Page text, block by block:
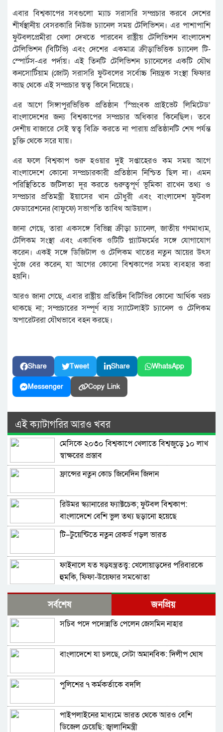
এবার বিশ্বকাপের সবগুলো ম্যাচ সরাসরি সম্প্রচার করবে দেশের
শীর্ষস্থানীয় বেসরকারি নিউজ চ্যানেল সময় টেলিভিশন। এর পাশাপাশি
ফুটবলপ্রেমীরা খেলা দেখতে পারবেন রাষ্ট্রীয় টেলিভিশন বাংলাদেশ
টেলিভিশন (বিটিভি) এবং দেশের একমাত্র ক্রীড়াভিত্তিক চ্যানেল টি-
স্পোর্টস-এর পর্দায়। এই তিনটি টেলিভিশন চ্যানেলের একটি যৌথ
কনসোর্টিয়াম (জোট) সরাসরি ফুটবলের সর্বোচ্চ নিয়ন্ত্রক সংস্থা ফিফার
কাছ থেকে এই সম্প্রচার স্বত্ব কিনে নিয়েছে।
এর আগে সিঙ্গাপুরভিত্তিক প্রতিষ্ঠান ‘স্প্রিংবক প্রাইভেট লিমিটেড’
বাংলাদেশের জন্য বিশ্বকাপের সম্প্রচার অধিকার কিনেছিল। তবে
দেশীয় বাজারে সেই স্বত্ব বিক্রি করতে না পারায় প্রতিষ্ঠানটি শেষ পর্যন্ত
চুক্তি থেকে সরে যায়।
এর ফলে বিশ্বকাপ শুরু হওয়ার দুই সপ্তাহেরও কম সময় আগে
বাংলাদেশে কোনো সম্প্রচারকারী প্রতিষ্ঠান নিশ্চিত ছিল না। এমন
পরিস্থিতিতে জটিলতা দূর করতে গুরুত্বপূর্ণ ভূমিকা রাখেন তথ্য ও
সম্প্রচার প্রতিমন্ত্রী ইয়াসের খান চৌধুরী এবং বাংলাদেশ ফুটবল
ফেডারেশনের (বাফুফে) সভাপতি তাবিথ আউয়াল।
জানা গেছে, তারা একসঙ্গে বিভিন্ন ক্রীড়া চ্যানেল, জাতীয় গণমাধ্যম,
টেলিকম সংস্থা এবং একাধিক ওটিটি প্ল্যাটফর্মের সঙ্গে যোগাযোগ
করেন। একই সঙ্গে ডিজিটাল ও টেলিকম খাতের নতুন আয়ের উৎস
খুঁজে বের করেন, যা আগের কোনো বিশ্বকাপের সময় ব্যবহার করা
হয়নি।
আরও জানা গেছে, এবার রাষ্ট্রীয় প্রতিষ্ঠিন বিটিভির কোনো আর্থিক খরচ
থাকছে না; সম্প্রচারের সম্পূর্ণ ব্যয় স্যাটেলাইট চ্যানেল ও টেলিকম
অপারেটররা যৌথভাবে বহন করছে।
Share Tweet Share WhatsApp
Messenger Copy Link
এই ক্যাটাগরির আরও খবর
মেসিকে ২০৩০ বিশ্বকাপে খেলাতে বিশ্বজুড়ে ১০ লাখ
স্বাক্ষরের প্রস্তাব
ফ্রান্সের নতুন কোচ জিনেদিন জিদান
রিউমর স্ক্যানারের ফ্যাক্টচেক; ফুটবল বিশ্বকাপ:
বাংলাদেশে বেশি ভুল তথ্য ছড়ানো হয়েছে
আর্জেন্টিনাকে ঘিরে
টি–টুয়েন্টিতে নতুন রেকর্ড গড়ল ভারত
ফাইনালে যত ষড়যন্ত্রতত্ত্ব: খেলোয়াড়দের পরিবারকে
হুমকি, ফিফা-উয়েফার সমঝোতা
বিশ্বকাপের ফাইনালে হেরে ভেঙে পড়া মেসিকে স্ত্রীর
বার্তা
থিয়াগো মেসিতে স্বপ্ন আর্জেন্টিনার
মেসিকে বিশ্বকাপের সেরা ফুটবলার ঘোষণা
বিশ্বকাপের ফাইনালে লাল কার্ড দেখা ফার্নান্দেজের
এবার মেসিদের জন্য দি মারিয়ার বার্তা
সর্বশেষ জনপ্রিয়
সচিব পদে পদোন্নতি পেলেন জেসমিন নাহার
বাংলাদেশে যা চলছে, সেটা অমানবিক: দিলীপ ঘোষ
পুলিশের ৭ কর্মকর্তাকে বদলি
পাইপলাইনের মাধ্যমে ভারত থেকে আরও বেশি
ডিজেল চেয়েছি: জ্বালানিমন্ত্রী